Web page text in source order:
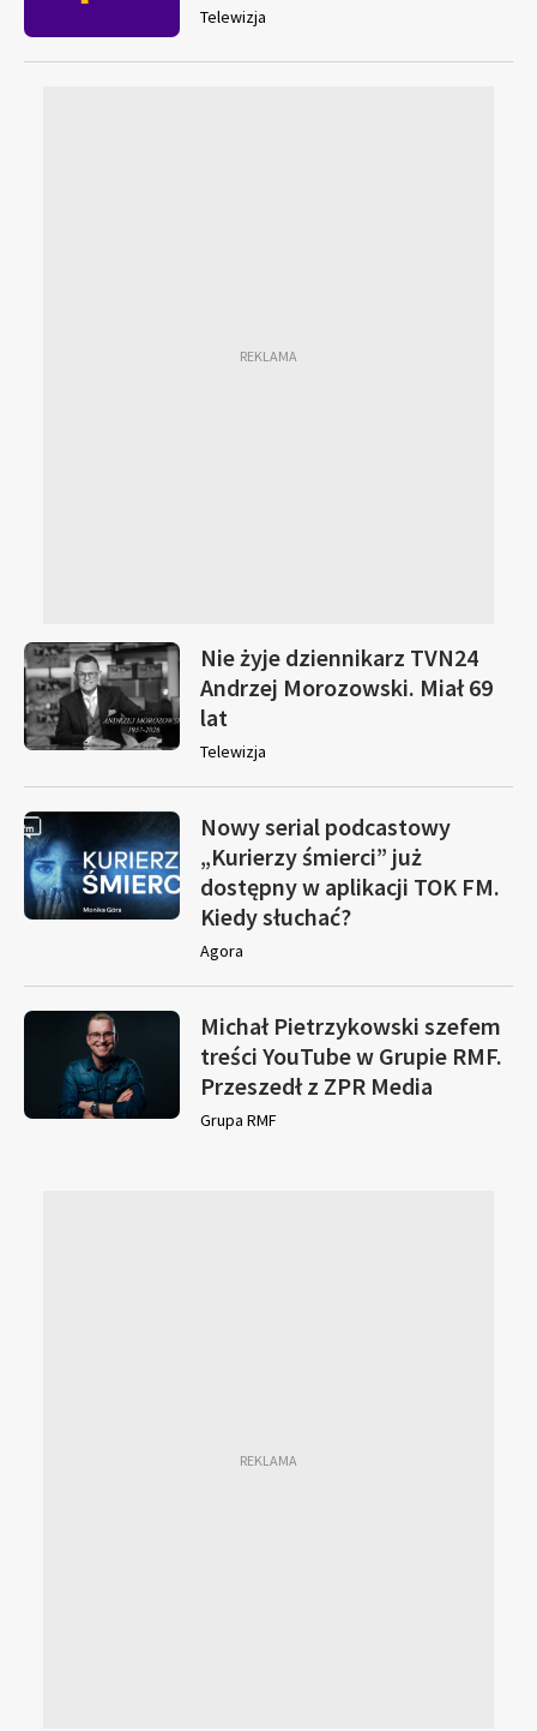
Telewizja
Nie żyje dziennikarz TVN24
Andrzej Morozowski. Miał 69
lat
Telewizja
Nowy serial podcastowy
„Kurierzy śmierci” już
dostępny w aplikacji TOK FM.
Kiedy słuchać?
Agora
Michał Pietrzykowski szefem
treści YouTube w Grupie RMF.
Przeszedł z ZPR Media
Grupa RMF